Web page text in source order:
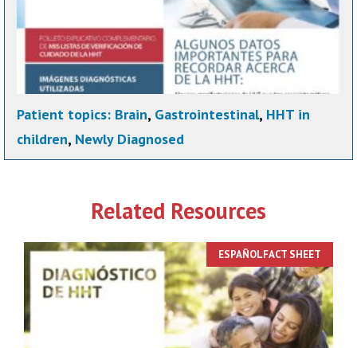
Patient topics: Brain, Gastrointestinal, HHT in
children, Newly Diagnosed
Related Resources
ESPAÑOLFACT SHEET